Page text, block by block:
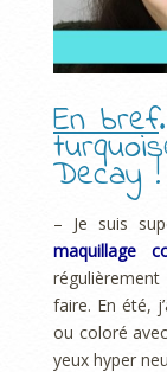
En bref
Decay !
– Je suis
maquillage
faire. En été,
ou coloré
yeux hyper